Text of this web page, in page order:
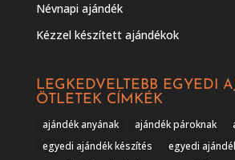
Névnapi ajándék
Kézzel készített ajándékok
LEGKEDVELTEBB EGYEDI
ÖTLETEK CÍMKÉK
ajándék anyának ajándék pároknak
egyedi ajándék készítés
egyedi